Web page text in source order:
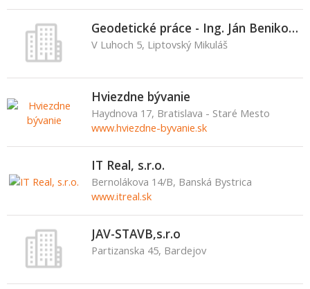
Geodetické práce - Ing. Ján Benikovský
V Luhoch 5, Liptovský Mikuláš
Hviezdne bývanie
Haydnova 17, Bratislava - Staré Mesto
www.hviezdne-byvanie.sk
IT Real, s.r.o.
Bernolákova 14/B, Banská Bystrica
www.itreal.sk
JAV-STAVB,s.r.o
Partizanska 45, Bardejov